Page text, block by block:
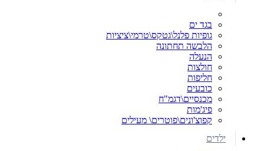
בגד ים
גופיות פלנל\גטקס\טרמי\ציציות
הלבשה תחתונה
הנעלה
חולצות
חליפות
כובעים
מכנסיים\דגמ"ח
פיג'מות
קפוצ'ונים\פוטרים\ מעילים
ילדים